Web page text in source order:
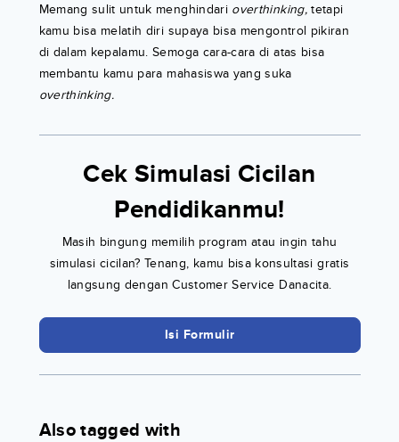
Memang sulit untuk menghindari overthinking,tetapi
kamu bisa melatih diri supaya bisa mengontrol pikiran
di dalam kepalamu. Semoga cara-cara di atas bisa
membantu kamu para mahasiswa yang suka
overthinking.
Cek Simulasi Cicilan
Pendidikanmu!
Masih bingung memilih program atau ingin tahu
simulasi cicilan? Tenang, kamu bisa konsultasi gratis
langsung dengan Customer Service Danacita.
Isi Formulir
Also tagged with